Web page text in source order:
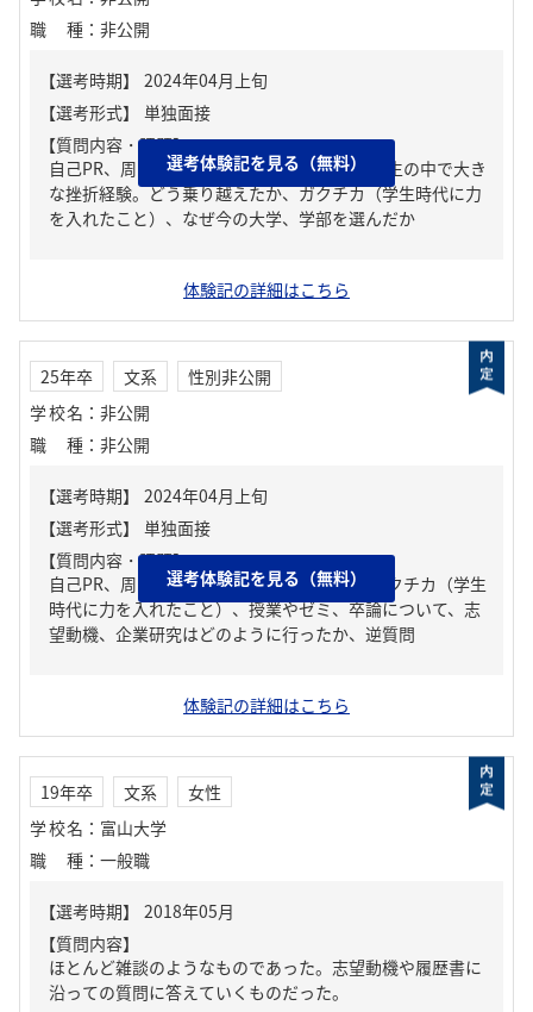
職種 ： 非公開
【質問内容・課題】
自己PR、周りからどんな人といわれる？、人生の中で大き
な挫折経験。どう乗り越えたか、ガクチカ（学生時代に力
を入れたこと）、なぜ今の大学、学部を選んだか
選考体験記を見る（無料）
体験記の詳細はこちら
25年卒 文系
性別非公開
学校名 ： 非公開
職種 ： 非公開
【質問内容・課題】
自己PR、周りからどんな人といわれる？、ガクチカ（学生
時代に力を入れたこと）、授業やゼミ、卒論について、志
望動機、企業研究はどのように行ったか、逆質問
選考体験記を見る（無料）
体験記の詳細はこちら
19年卒 文系
女性
学校名 ： 富山大学
職種 ： 一般職
【質問内容】
ほとんど雑談のようなものであった。志望動機や履歴書に
沿っての質問に答えていくものだった。